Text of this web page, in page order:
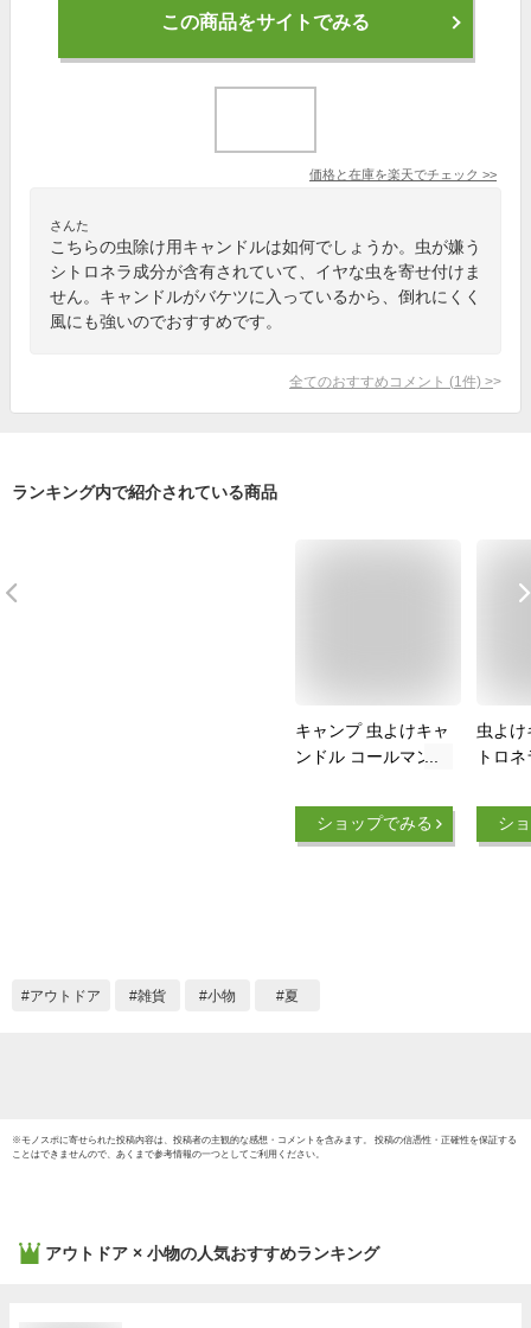
この商品をサイトでみる
価格と在庫を楽天でチェック >>
さんた
こちらの虫除け用キャンドルは如何でしょうか。虫が嫌う
シトロネラ成分が含有されていて、イヤな虫を寄せ付けま
せん。キャンドルがバケツに入っているから、倒れにくく
風にも強いのでおすすめです。
全てのおすすめコメント (1 件) >
ランキング内で紹介されている商品
キャンプ 虫よけキャ
ンドル コールマン
トロネラ クラックル
キャンドル シトロネ
ショップでみる
虫よけ
トロ
ウトド
ろう
シ
アウトドア 雑貨 小物 夏
※モノスポに寄せられた投稿内容は、投稿者の主観的な感想・コメントを含みます。 投稿の信憑性・正確性を保証する
ことはできませんので、あくまで参考情報の一つとしてご利用ください。
アウトドア × 小物の人気おすすめランキング